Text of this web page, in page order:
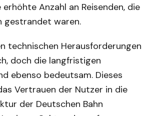
Anzahl an Reisenden, die
gestrandet waren.
technischen Herausforderungen
doch die langfristigen
ebenso bedeutsam. Dieses
Vertrauen der Nutzer in die
der Deutschen Bahn